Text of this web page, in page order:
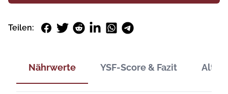
Teilen: Facebook
TwitterRedditLinkedInWhatsApp
Telegram
Nährwerte YSF-Score & Fazit